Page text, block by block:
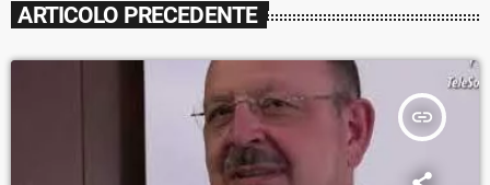
ARTICOLO PRECEDENTE
insert_link